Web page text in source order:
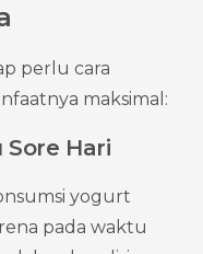
perlu cara
maksimal:
Sore Hari
yogurt
pada waktu